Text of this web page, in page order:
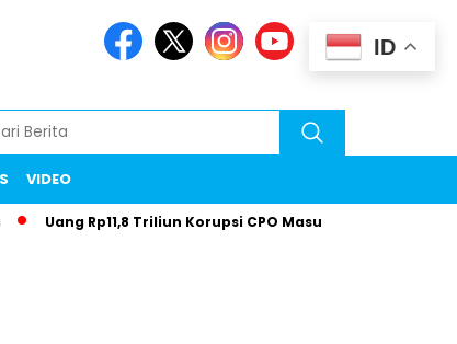
VIDEO
Rp11,8 Triliun Korupsi CPO Masuk Rekening Negara
ID